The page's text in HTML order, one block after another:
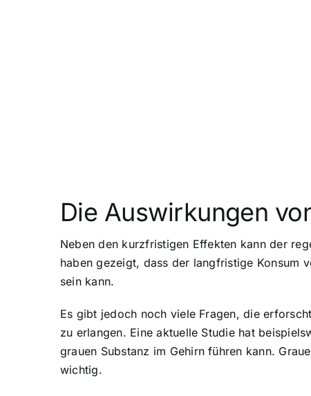
Die Auswirkungen
Neben den kurzfristigen Effekten kann der
haben gezeigt, dass der langfristige Konsum
sein kann.
Es gibt jedoch noch viele Fragen, die
zu erlangen. Eine aktuelle Studie hat
grauen Substanz im Gehirn führen kann.
wichtig.